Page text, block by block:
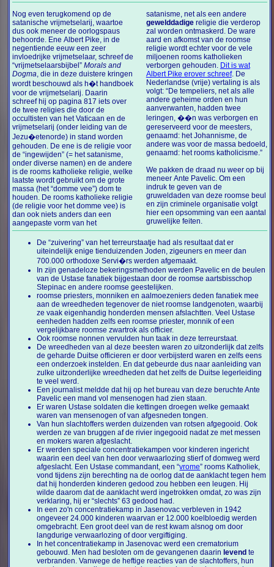
Nog even terugkomend op de
satanische vrijmetselarij, waartoe
dus ook meneer de oorlogspaus
behoorde. Ene Albert Pike, in de
negentiende eeuw een zeer
invloedrijke vrijmetselaar, schreef de
“vrijmetselaarsbijbel”Morals and
Dogma, die in deze duistere kringen
wordt beschouwd als h�t handboek
voor de vrijmetselarij. Daarin
schreef hij op pagina 817 iets over
de twee religies die door de
occultisten van het Vaticaan en de
vrijmetselarij (onder leiding van de
Jezu�etenorde) in stand worden
gehouden. De ene is de religie voor
de “ingewijden” (= het satanisme,
onder diverse namen) en de andere
is de rooms katholieke religie, welke
laatste wordt gebruikt om de grote
massa (het “domme vee”) dom te
houden. De rooms katholieke religie
(de religie voor het domme vee) is
dan ook niets anders dan een
aangepaste vorm van het
satanisme, net als een andere
gewelddadigereligie die verderop
zal worden ontmaskerd. De ware
aard en afkomst van de roomse
religie wordt echter voor de vele
miljoenen rooms katholieken
verborgen gehouden. Dit is wat
Albert Pike erover schreef. De
Nederlandse (vrije) vertaling is als
volgt: “De tempeliers, net als alle
andere geheime orden en hun
aanverwanten, hadden twee
leringen, ��n was verborgen en
gereserveerd voor de meesters,
genaamd: het Johannisme, de
andere was voor de massa bedoeld,
genaamd: het rooms katholicisme.”
We pakken de draad nu weer op bij
meneer Ante Pavelic. Om een
indruk te geven van de
gruweldaden van deze roomse beul
en zijn criminele organisatie volgt
hier een opsomming van een aantal
gruwelijke feiten.
De “zuivering” van het terreurstaatje had als resultaat dat er
uiteindelijk enige tienduizenden Joden, zigeuners en meer dan
700.000 orthodoxe Servi�rs werden afgemaakt.
In zijn genadeloze bekeringsmethoden werden Pavelic en de beulen
van de Ustase fanatiek bijgestaan door de roomse aartsbisschop
Stepinac en andere roomse geestelijken.
roomse priesters, monniken en aalmoezeniers deden fanatiek mee
aan de wreedheden tegenover de niet roomse landgenoten, waarbij
ze vaak eigenhandig honderden mensen afslachtten. Veel Ustase
eenheden hadden zelfs een roomse priester, monnik of een
vergelijkbare roomse zwartrok als officier.
Ook roomse nonnen vervulden hun taak in deze terreurstaat.
De wreedheden van al deze beesten waren zo uitzonderlijk dat zelfs
de geharde Duitse officieren er door verbijsterd waren en zelfs eens
een onderzoek instelden. En dat gebeurde dus naar aanleiding van
zulke uitzonderlijke wreedheden dat het zelfs de Duitse legerleiding
te veel werd.
Een journalist meldde dat hij op het bureau van deze beruchte Ante
Pavelic een mand vol mensenogen had zien staan.
Er waren Ustase soldaten die kettingen droegen welke gemaakt
waren van mensenogen of van afgesneden tongen.
Van hun slachtoffers werden duizenden van rotsen afgegooid. Ook
werden ze van bruggen af de rivier ingegooid nadat ze met messen
en mokers waren afgeslacht.
Er werden speciale concentratiekampen voor kinderen ingericht
waarin een deel van hen door verwaarlozing stierf of domweg werd
afgeslacht. Een Ustase commandant, een “vrome” rooms Katholiek,
vond tijdens zijn berechting na de oorlog dat de aanklacht tegen hem
dat hij honderden kinderen gedood zou hebben een leugen. Hij
wilde daarom dat de aanklacht werd ingetrokken omdat, zo was zijn
verklaring, hij er “slechts” 63 gedood had.
In een zo'n concentratiekamp in Jasenovac verbleven in 1942
ongeveer 24.000 kinderen waarvan er 12.000 koelbloedig werden
omgebracht. Een groot deel van de rest kwam alsnog om door
langdurige verwaarlozing of door vergiftiging.
In het concentratiekamp in Jasenovac werd een crematorium
gebouwd. Men had besloten om de gevangenen daarin levend te
verbranden. Vanwege de heftige reacties van de slachtoffers, hun